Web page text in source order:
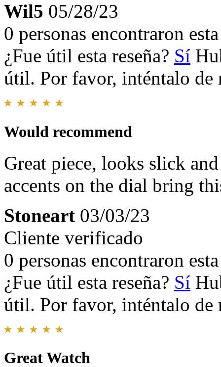
Wil5 05/28/23
0 personas encontraron
¿Fue útil esta reseña? Sí
útil. Por favor, inténtalo de
Would recommend
Great piece, looks slick
accents on the dial bring
Stoneart 03/03/23
Cliente verificado
0 personas encontraron
¿Fue útil esta reseña? Sí
útil. Por favor, inténtalo de
Great Watch